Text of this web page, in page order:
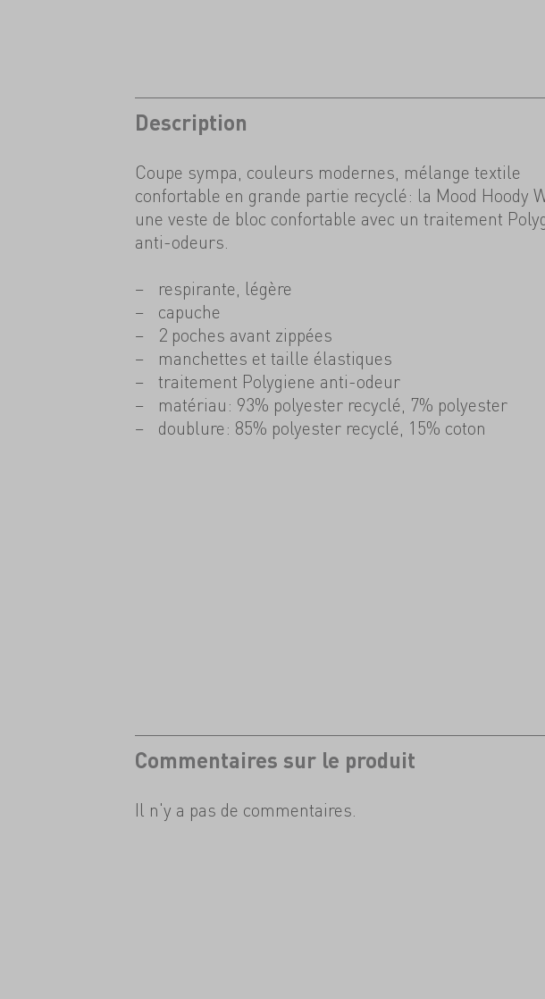
Description
Coupe sympa, couleurs modernes, mélange textile
confortable en grande partie recyclé: la Mood Hoody
une veste de bloc confortable avec un traitement
anti-odeurs.
respirante, légère
capuche
2 poches avant zippées
manchettes et taille élastiques
traitement Polygiene anti-odeur
matériau: 93% polyester recyclé, 7% polyester
doublure: 85% polyester recyclé, 15% coton
Commentaires sur le produit
Il n'y a pas de commentaires.